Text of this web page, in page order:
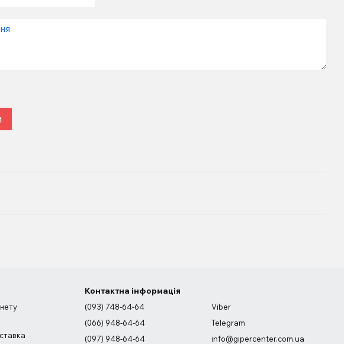
Контактна інформація
(093) 748-64-64
(066) 948-64-64
(097) 948-64-64
Viber
Telegram
info@gipercenter.com.ua